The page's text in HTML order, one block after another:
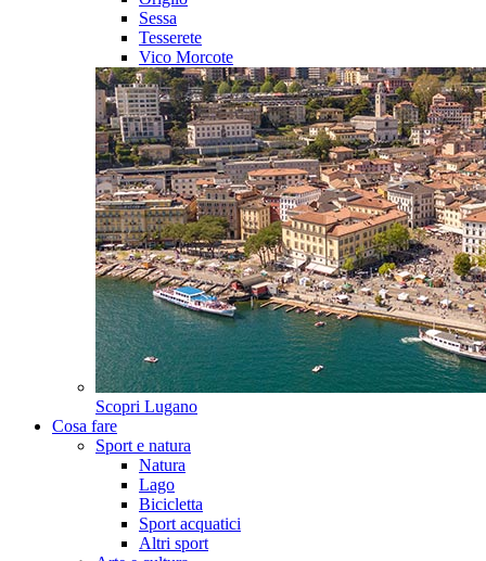
Sessa
Tesserete
Vico Morcote
Scopri Lugano
Cosa fare
Sport e natura
Natura
Lago
Bicicletta
Sport acquatici
Altri sport